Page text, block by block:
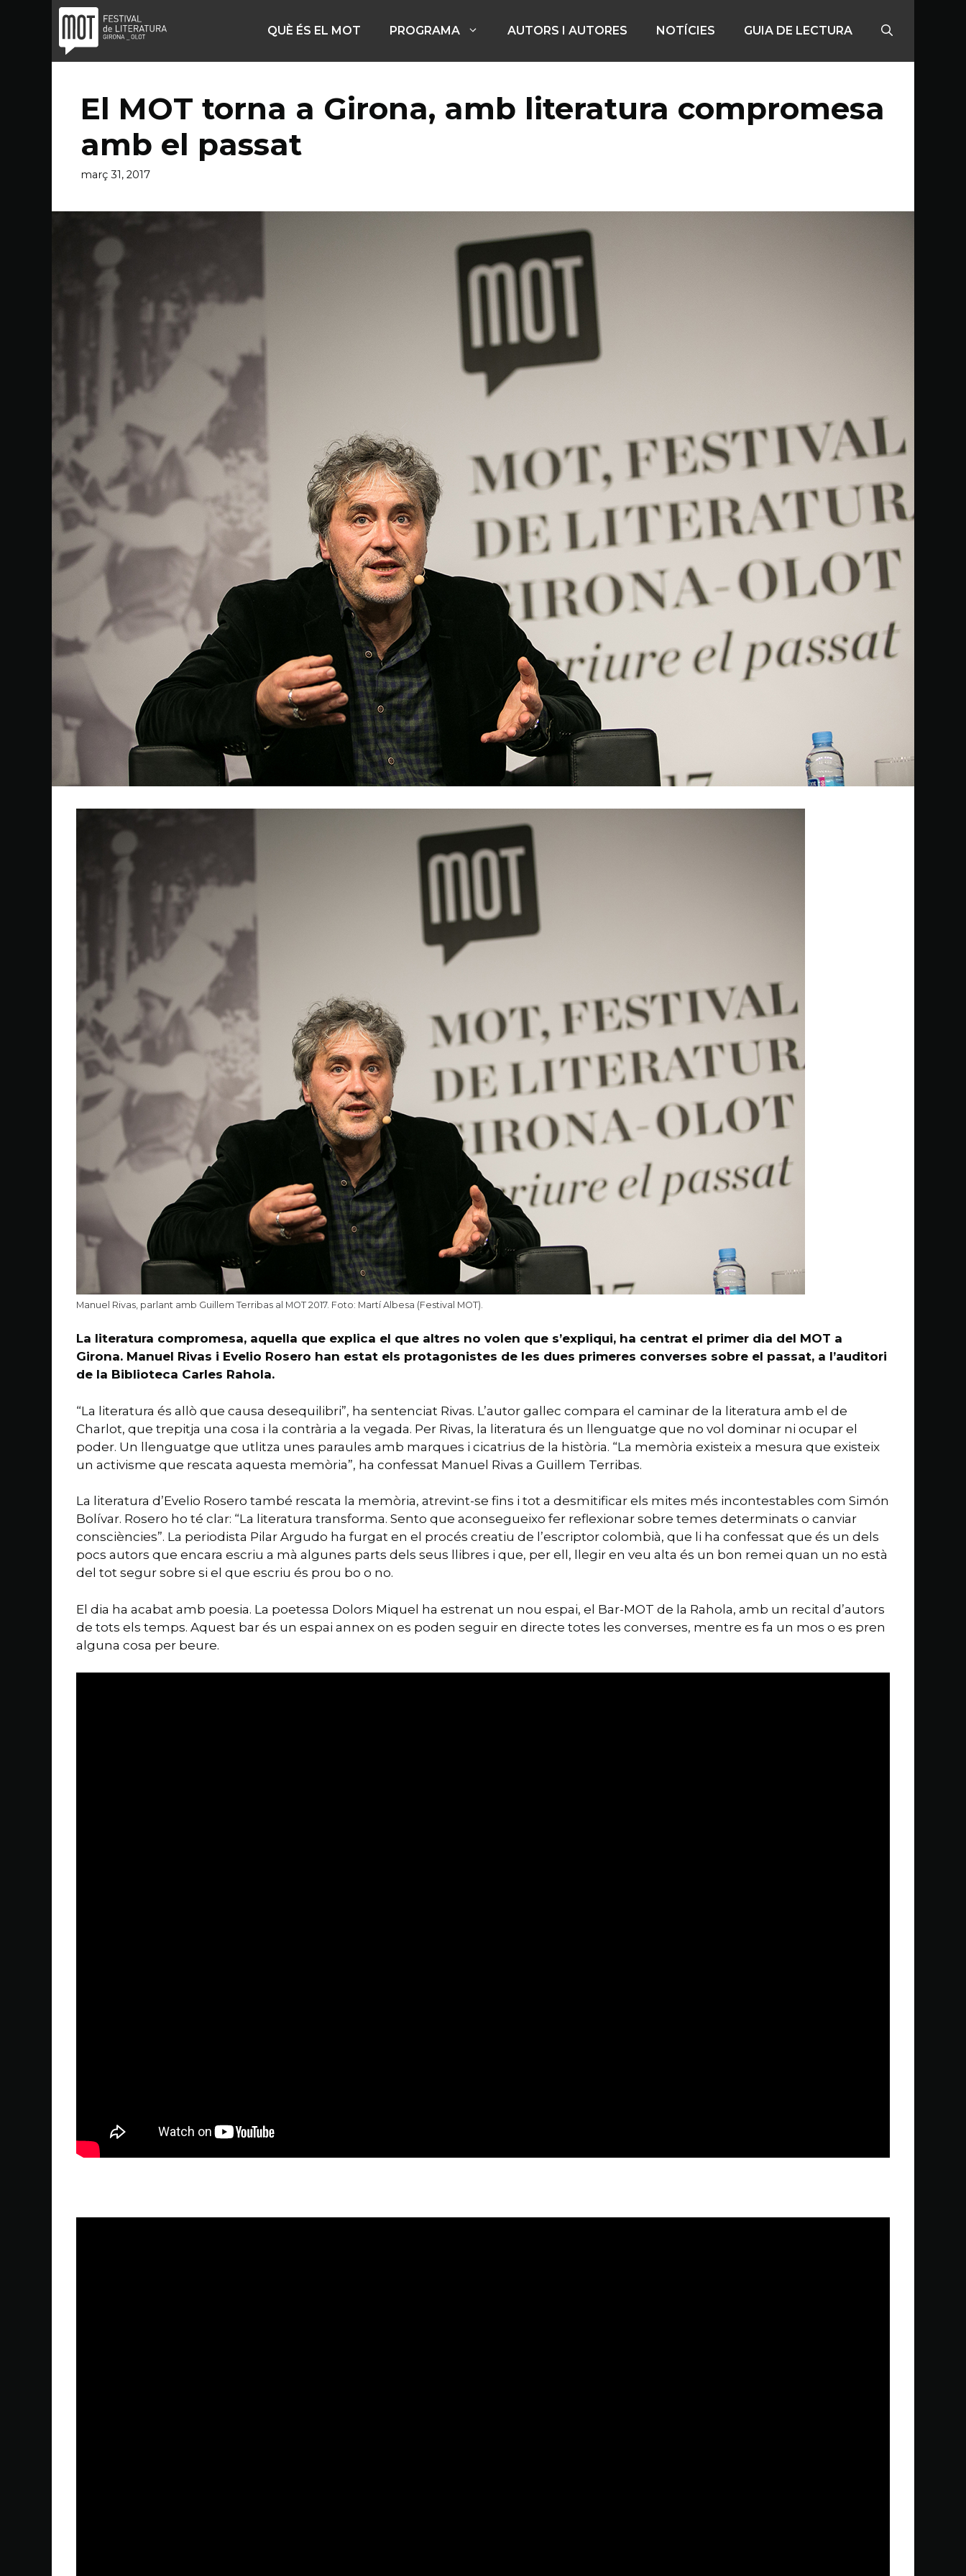
contingut
QUÈ ÉS EL MOT PROGRAMA AUTORS I AUTORES NOTÍCIES GUIA DE LECTURA
El MOT torna a Girona, amb literatura compromesa
amb el passat
març 31, 2017
Manuel Rivas, parlant amb Guillem Terribas al MOT 2017. Foto: Martí Albesa (Festival MOT).
La literatura compromesa, aquella que explica el que altres no volen que s’expliqui, ha centrat el primer dia del MOT a
Girona. Manuel Rivas i Evelio Rosero han estat els protagonistes de les dues primeres converses sobre el passat, a l’auditori
de la Biblioteca Carles Rahola.
“La literatura és allò que causa desequilibri”, ha sentenciat Rivas. L’autor gallec compara el caminar de la literatura amb el de
Charlot, que trepitja una cosa i la contrària a la vegada. Per Rivas, la literatura és un llenguatge que no vol dominar ni ocupar el
poder. Un llenguatge que utlitza unes paraules amb marques i cicatrius de la història. “La memòria existeix a mesura que existeix
un activisme que rescata aquesta memòria”, ha confessat Manuel Rivas a Guillem Terribas.
La literatura d’Evelio Rosero també rescata la memòria, atrevint-se fins i tot a desmitificar els mites més incontestables com Simón
Bolívar. Rosero ho té clar: “La literatura transforma. Sento que aconsegueixo fer reflexionar sobre temes determinats o canviar
consciències”. La periodista Pilar Argudo ha furgat en el procés creatiu de l’escriptor colombià, que li ha confessat que és un dels
pocs autors que encara escriu a mà algunes parts dels seus llibres i que, per ell, llegir en veu alta és un bon remei quan un no està
del tot segur sobre si el que escriu és prou bo o no.
El dia ha acabat amb poesia. La poetessa Dolors Miquel ha estrenat un nou espai, el Bar-MOT de la Rahola, amb un recital d’autors
de tots els temps. Aquest bar és un espai annex on es poden seguir en directe totes les converses, mentre es fa un mos o es pren
alguna cosa per beure.